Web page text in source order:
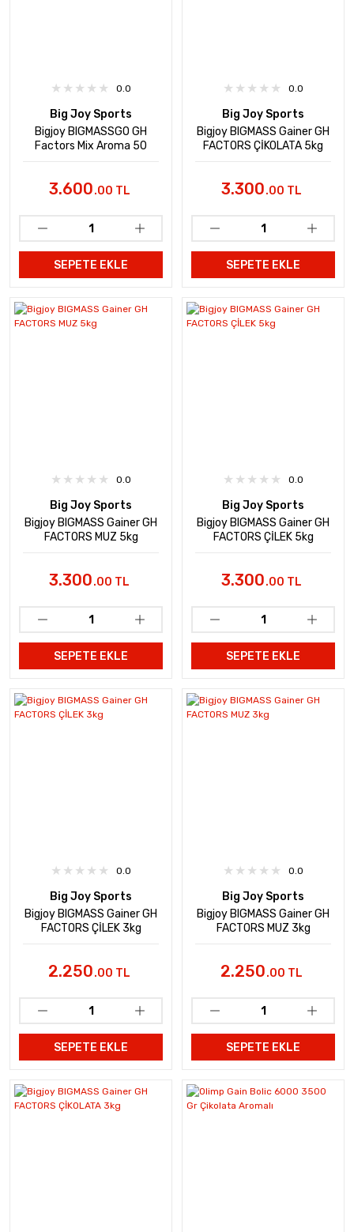
0.0
Big Joy Sports
Bigjoy BIGMASSGO GH
Factors Mix Aroma 50
3.600.00 TL
SEPETE EKLE
0.0
Big Joy Sports
Bigjoy BIGMASS Gainer GH
FACTORS ÇİKOLATA 5kg
3.300.00 TL
SEPETE EKLE
0.0
Big Joy Sports
Bigjoy BIGMASS Gainer GH
FACTORS MUZ 5kg
3.300.00 TL
SEPETE EKLE
0.0
Big Joy Sports
Bigjoy BIGMASS Gainer GH
FACTORS ÇİLEK 5kg
3.300.00 TL
SEPETE EKLE
0.0
Big Joy Sports
Bigjoy BIGMASS Gainer GH
FACTORS ÇİLEK 3kg
2.250.00 TL
SEPETE EKLE
0.0
Big Joy Sports
Bigjoy BIGMASS Gainer GH
FACTORS MUZ 3kg
2.250.00 TL
SEPETE EKLE